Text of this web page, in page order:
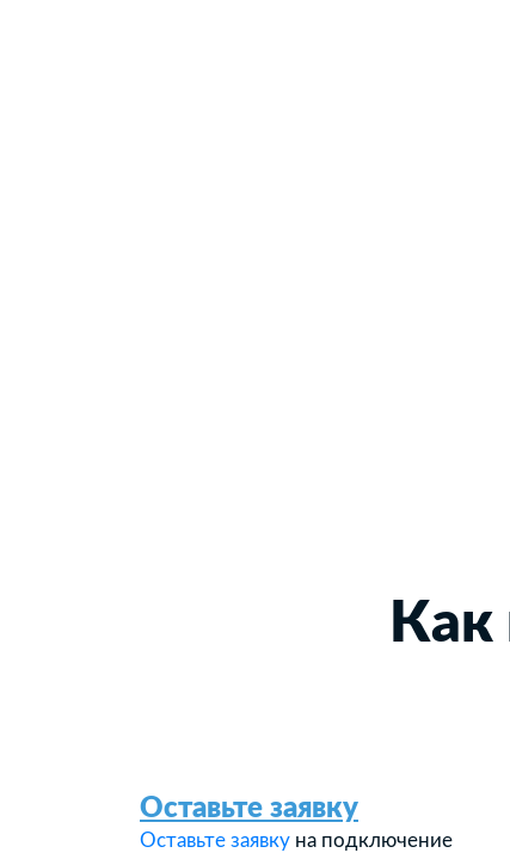
Оставьте заявку
Оставьте заявку на подключение